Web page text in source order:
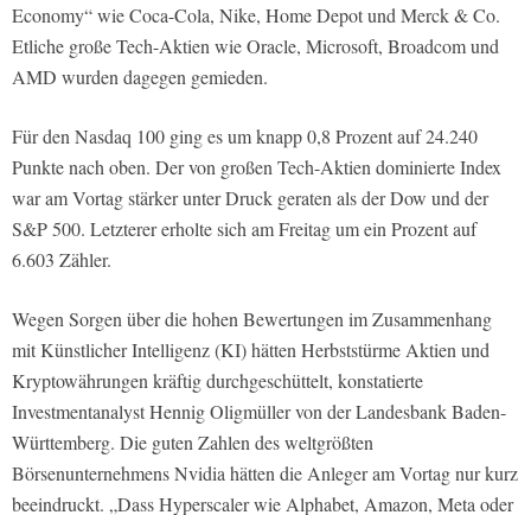
Economy“ wie Coca-Cola, Nike, Home Depot und Merck & Co.
Etliche große Tech-Aktien wie Oracle, Microsoft, Broadcom und
AMD wurden dagegen gemieden.
Für den Nasdaq 100 ging es um knapp 0,8 Prozent auf 24.240
Punkte nach oben. Der von großen Tech-Aktien dominierte Index
war am Vortag stärker unter Druck geraten als der Dow und der
S&P 500. Letzterer erholte sich am Freitag um ein Prozent auf
6.603 Zähler.
Wegen Sorgen über die hohen Bewertungen im Zusammenhang
mit Künstlicher Intelligenz (KI) hätten Herbststürme Aktien und
Kryptowährungen kräftig durchgeschüttelt, konstatierte
Investmentanalyst Hennig Oligmüller von der Landesbank Baden-
Württemberg. Die guten Zahlen des weltgrößten
Börsenunternehmens Nvidia hätten die Anleger am Vortag nur kurz
beeindruckt. „Dass Hyperscaler wie Alphabet, Amazon, Meta oder